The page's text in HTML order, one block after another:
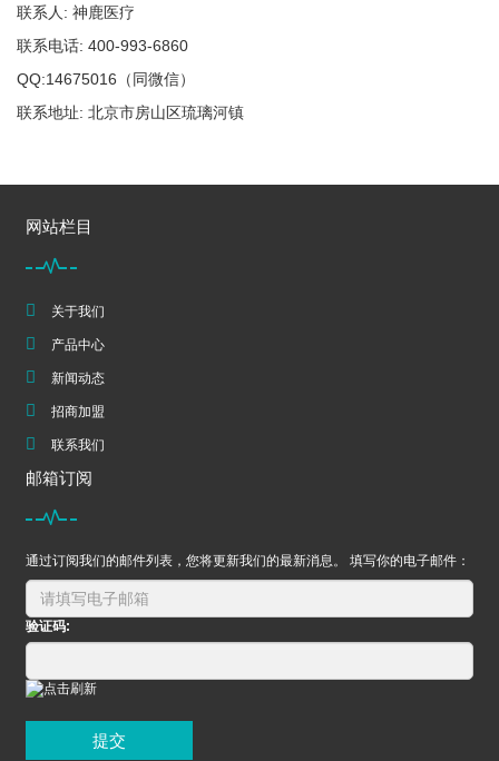
联系人: 神鹿医疗
联系电话: 400-993-6860
QQ:14675016（同微信）
联系地址: 北京市房山区琉璃河镇
网站栏目
关于我们
产品中心
新闻动态
招商加盟
联系我们
邮箱订阅
通过订阅我们的邮件列表，您将更新我们的最新消息。 填写你的电子邮件：
验证码:
提交